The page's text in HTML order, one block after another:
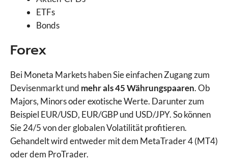
ETFs
Bonds
Forex
Bei Moneta Markets haben Sie einfachen Zugang zum
Devisenmarkt und mehr als 45 Währungspaaren. Ob
Majors, Minors oder exotische Werte. Darunter zum
Beispiel EUR/USD, EUR/GBP und USD/JPY. So können
Sie 24/5 von der globalen Volatilität profitieren.
Gehandelt wird entweder mit dem MetaTrader 4 (MT4)
oder dem ProTrader.